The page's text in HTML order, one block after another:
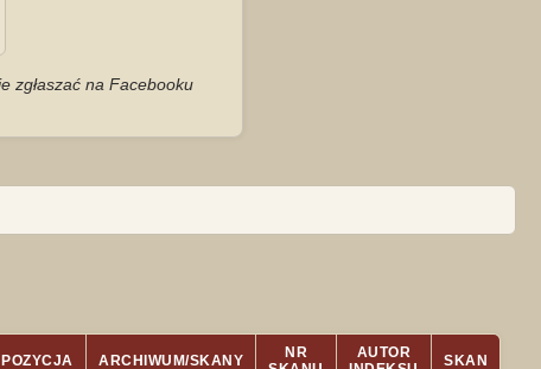
zgłaszać na Facebooku
POZYCJA ARCHIWUM/SKANY
NR
AUTOR
SKAN